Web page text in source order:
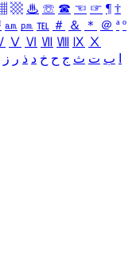
▩ ♨ ☏ ☎ ☜ ☞ ¶ †
㏂ ㏘ ℡ ＃ ＆ ＊ ＠ ª º
Ⅴ Ⅵ Ⅶ Ⅷ Ⅸ Ⅹ
ب ت ث ج ح خ د ذ ر ز